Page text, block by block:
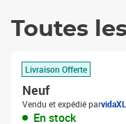
Toutes
Livraison Offerte
Neuf
Vendu et expédié parvidaXL
En stock